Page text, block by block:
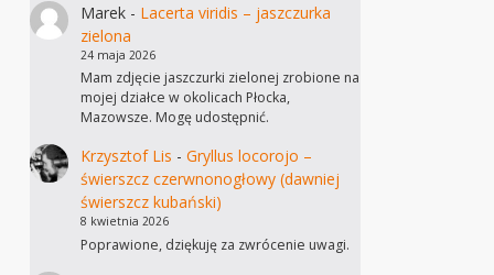
Marek- Lacerta viridis – jaszczurka
zielona
24 maja 2026
Mam zdjęcie jaszczurki zielonej zrobione na
mojej działce w okolicach Płocka,
Mazowsze. Mogę udostępnić.
Krzysztof Lis - Gryllus locorojo –
świerszcz czerwnonogłowy (dawniej
świerszcz kubański)
8 kwietnia 2026
Poprawione, dziękuję za zwrócenie uwagi.